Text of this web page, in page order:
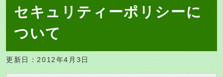
セキュリティーポリシーに
ついて
更新日：2012年4月3日